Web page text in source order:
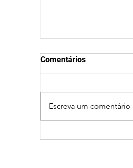
primeiras cirurgias
Comentários
Escreva um comentário